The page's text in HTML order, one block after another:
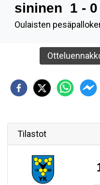
sininen 1 - 0
Oulaisten
Tilastot